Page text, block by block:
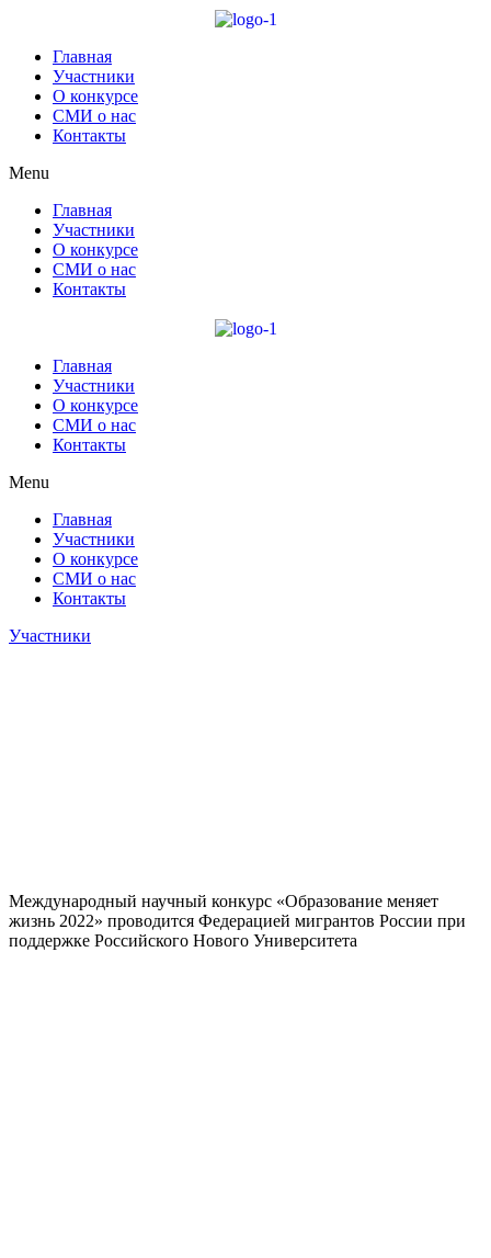
Главная
Участники
О конкурсе
СМИ о нас
Контакты
Menu
Главная
Участники
О конкурсе
СМИ о нас
Контакты
Главная
Участники
О конкурсе
СМИ о нас
Контакты
Menu
Главная
Участники
О конкурсе
СМИ о нас
Контакты
Участники
Международный научный конкурс «Образование меняет
жизнь 2022» проводится Федерацией мигрантов России при
поддержке Российского Нового Университета